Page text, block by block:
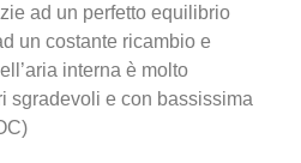
ad un perfetto equilibrio
un costante ricambio e
interna è molto
sgradevoli e con bassissima